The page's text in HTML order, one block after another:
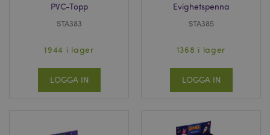
PVC-Topp
STA383
1944 i lager
LOGGA IN
Evighetspenna
STA385
1368 i lager
LOGGA IN